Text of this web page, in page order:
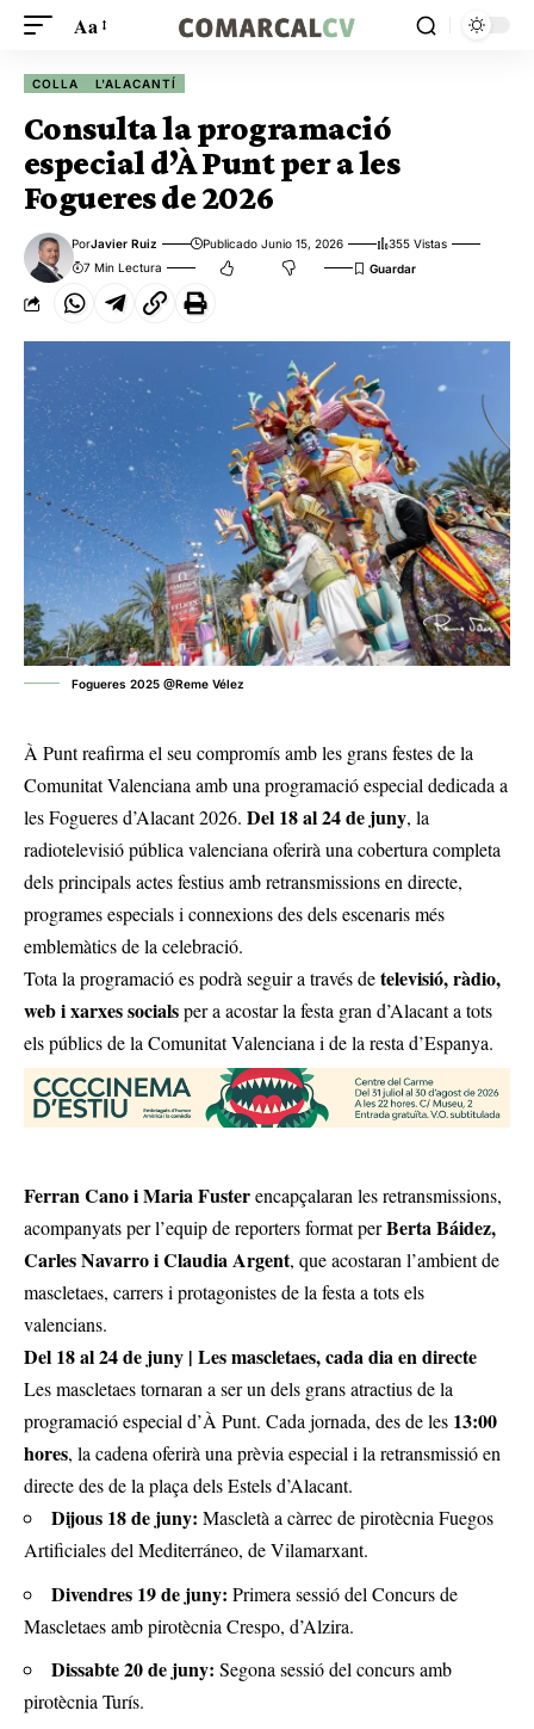
Aa
COLLA L'ALACANTÍ
Consulta la programació
especial d’À Punt per a les
Fogueres de 2026
PorJavier Ruiz Publicado Junio 15, 2026
355 Vistas
7 Min Lectura
Fogueres 2025 @Reme Vélez
À Punt reafirma el seu compromís amb les grans festes de la
Comunitat Valenciana amb una programació especial dedicada a
les Fogueres d’Alacant 2026. Del 18 al 24 de juny, la
radiotelevisió pública valenciana oferirà una cobertura completa
dels principals actes festius amb retransmissions en directe,
programes especials i connexions des dels escenaris més
emblemàtics de la celebració.
Tota la programació es podrà seguir a través detelevisió, ràdio,
web i xarxes socialsper a acostar la festa gran d’Alacant a tots
els públics de la Comunitat Valenciana i de la resta d’Espanya.
Ferran Cano i Maria Fusterencapçalaran les retransmissions,
acompanyats per l’equip de reporters format perBerta Báidez,
Carles Navarro i Claudia Argent, que acostaran l’ambient de
mascletaes, carrers i protagonistes de la festa a tots els
valencians.
Del 18 al 24 de juny | Les mascletaes, cada dia en directe
Les mascletaes tornaran a ser un dels grans atractius de la
programació especial d’À Punt. Cada jornada, des de les 13:00
hores, la cadena oferirà una prèvia especial i la retransmissió en
directe des de la plaça dels Estels d’Alacant.
Dijous 18 de juny: Mascletà a càrrec de pirotècnia Fuegos
Artificiales del Mediterráneo, de Vilamarxant.
Divendres 19 de juny: Primera sessió del Concurs de
Mascletaes amb pirotècnia Crespo, d’Alzira.
Dissabte 20 de juny: Segona sessió del concurs amb
pirotècnia Turís.